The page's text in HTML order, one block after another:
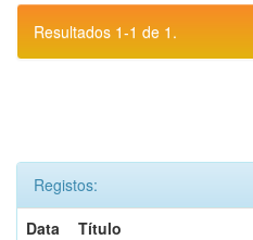
Resultados 1-1 de 1.
Registos:
Data
Título